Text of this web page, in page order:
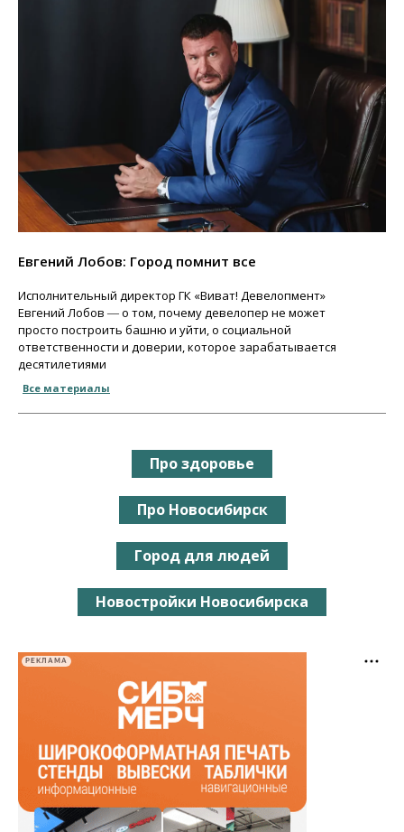
Евгений Лобов: Город помнит все
Исполнительный директор ГК «Виват! Девелопмент»
Евгений Лобов ― о том, почему девелопер не может
просто построить башню и уйти, о социальной
ответственности и доверии, которое зарабатывается
десятилетиями
Все материалы
Про здоровье
Про Новосибирск
Город для людей
Новостройки Новосибирска
РЕКЛАМА